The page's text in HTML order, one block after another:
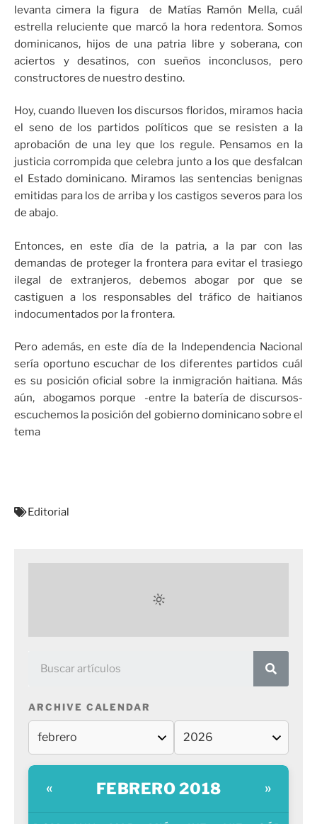
levanta cimera la figura de Matías Ramón Mella, cuál
estrella reluciente que marcó la hora redentora. Somos
dominicanos, hijos de una patria libre y soberana, con
aciertos y desatinos, con sueños inconclusos, pero
constructores de nuestro destino.
Hoy, cuando llueven los discursos floridos, miramos hacia
el seno de los partidos políticos que se resisten a la
aprobación de una ley que los regule. Pensamos en la
justicia corrompida que celebra junto a los que desfalcan
el Estado dominicano. Miramos las sentencias benignas
emitidas para los de arriba y los castigos severos para los
de abajo.
Entonces, en este día de la patria, a la par con las
demandas de proteger la frontera para evitar el trasiego
ilegal de extranjeros, debemos abogar por que se
castiguen a los responsables del tráfico de haitianos
indocumentados por la frontera.
Pero además, en este día de la Independencia Nacional
sería oportuno escuchar de los diferentes partidos cuál
es su posición oficial sobre la inmigración haitiana. Más
aún, abogamos porque -entre la batería de discursos-
escuchemos la posición del gobierno dominicano sobre el
tema
Editorial
ARCHIVE CALENDAR
« FEBRERO 2018 »